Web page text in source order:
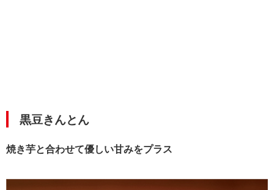
黒豆きんとん
焼き芋と合わせて優しい甘みをプラス